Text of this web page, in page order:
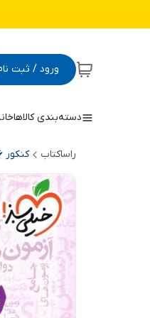
ورود / ثبت
دسته‌بندی کالاها
راساکتاب کنکور 140۶